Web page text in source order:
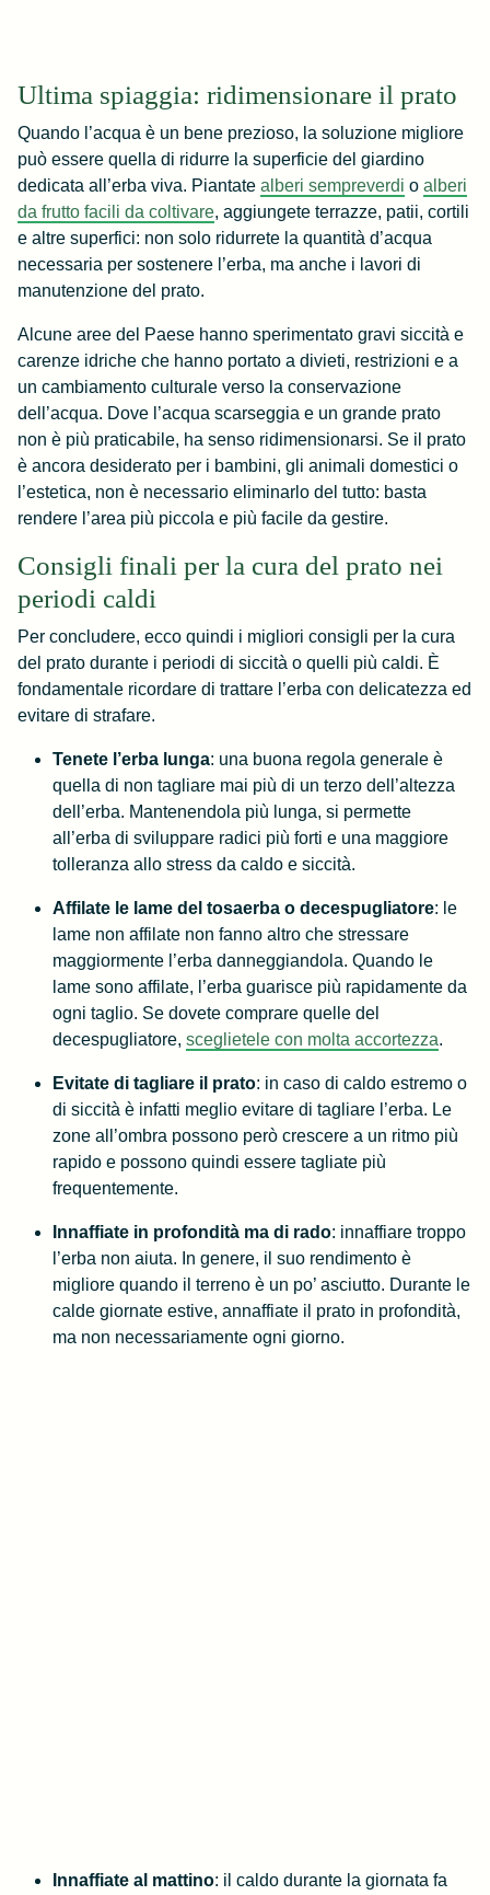
Ultima spiaggia: ridimensionare il prato
Quando l’acqua è un bene prezioso, la soluzione migliore
può essere quella di ridurre la superficie del giardino
dedicata all’erba viva. Piantate alberi sempreverdi o alberi
da frutto facili da coltivare, aggiungete terrazze, patii, cortili
e altre superfici: non solo ridurrete la quantità d’acqua
necessaria per sostenere l’erba, ma anche i lavori di
manutenzione del prato.
Alcune aree del Paese hanno sperimentato gravi siccità e
carenze idriche che hanno portato a divieti, restrizioni e a
un cambiamento culturale verso la conservazione
dell’acqua. Dove l’acqua scarseggia e un grande prato
non è più praticabile, ha senso ridimensionarsi. Se il prato
è ancora desiderato per i bambini, gli animali domestici o
l’estetica, non è necessario eliminarlo del tutto: basta
rendere l’area più piccola e più facile da gestire.
Consigli finali per la cura del prato nei
periodi caldi
Per concludere, ecco quindi i migliori consigli per la cura
del prato durante i periodi di siccità o quelli più caldi. È
fondamentale ricordare di trattare l’erba con delicatezza ed
evitare di strafare.
Tenete l’erba lunga: una buona regola generale è
quella di non tagliare mai più di un terzo dell’altezza
dell’erba. Mantenendola più lunga, si permette
all’erba di sviluppare radici più forti e una maggiore
tolleranza allo stress da caldo e siccità.
Affilate le lame del tosaerba o decespugliatore: le
lame non affilate non fanno altro che stressare
maggiormente l’erba danneggiandola. Quando le
lame sono affilate, l’erba guarisce più rapidamente da
ogni taglio. Se dovete comprare quelle del
decespugliatore, sceglietele con molta accortezza.
Evitate di tagliare il prato: in caso di caldo estremo o
di siccità è infatti meglio evitare di tagliare l’erba. Le
zone all’ombra possono però crescere a un ritmo più
rapido e possono quindi essere tagliate più
frequentemente.
Innaffiate in profondità ma di rado: innaffiare troppo
l’erba non aiuta. In genere, il suo rendimento è
migliore quando il terreno è un po’ asciutto. Durante le
calde giornate estive, annaffiate il prato in profondità,
ma non necessariamente ogni giorno.
Innaffiate al mattino: il caldo durante la giornata fa